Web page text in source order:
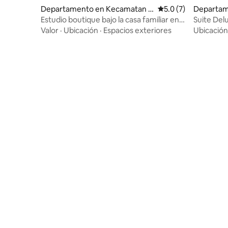
Departamento en Kecamatan U
bud
Calificación
5.0 (7)
Estudio boutique bajo la casa familiar en
Tabah
Valor · Ubicación · Espacios exteriores
uta Utara
Suite
estilo en
Ubicación